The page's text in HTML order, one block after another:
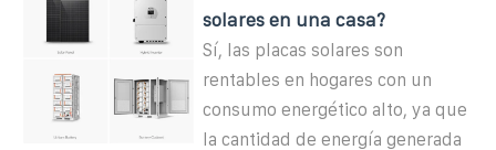
solares en una casa?
Sí, las placas solares son
rentables en hogares con un
consumo energético alto, ya que
la cantidad de energía generada